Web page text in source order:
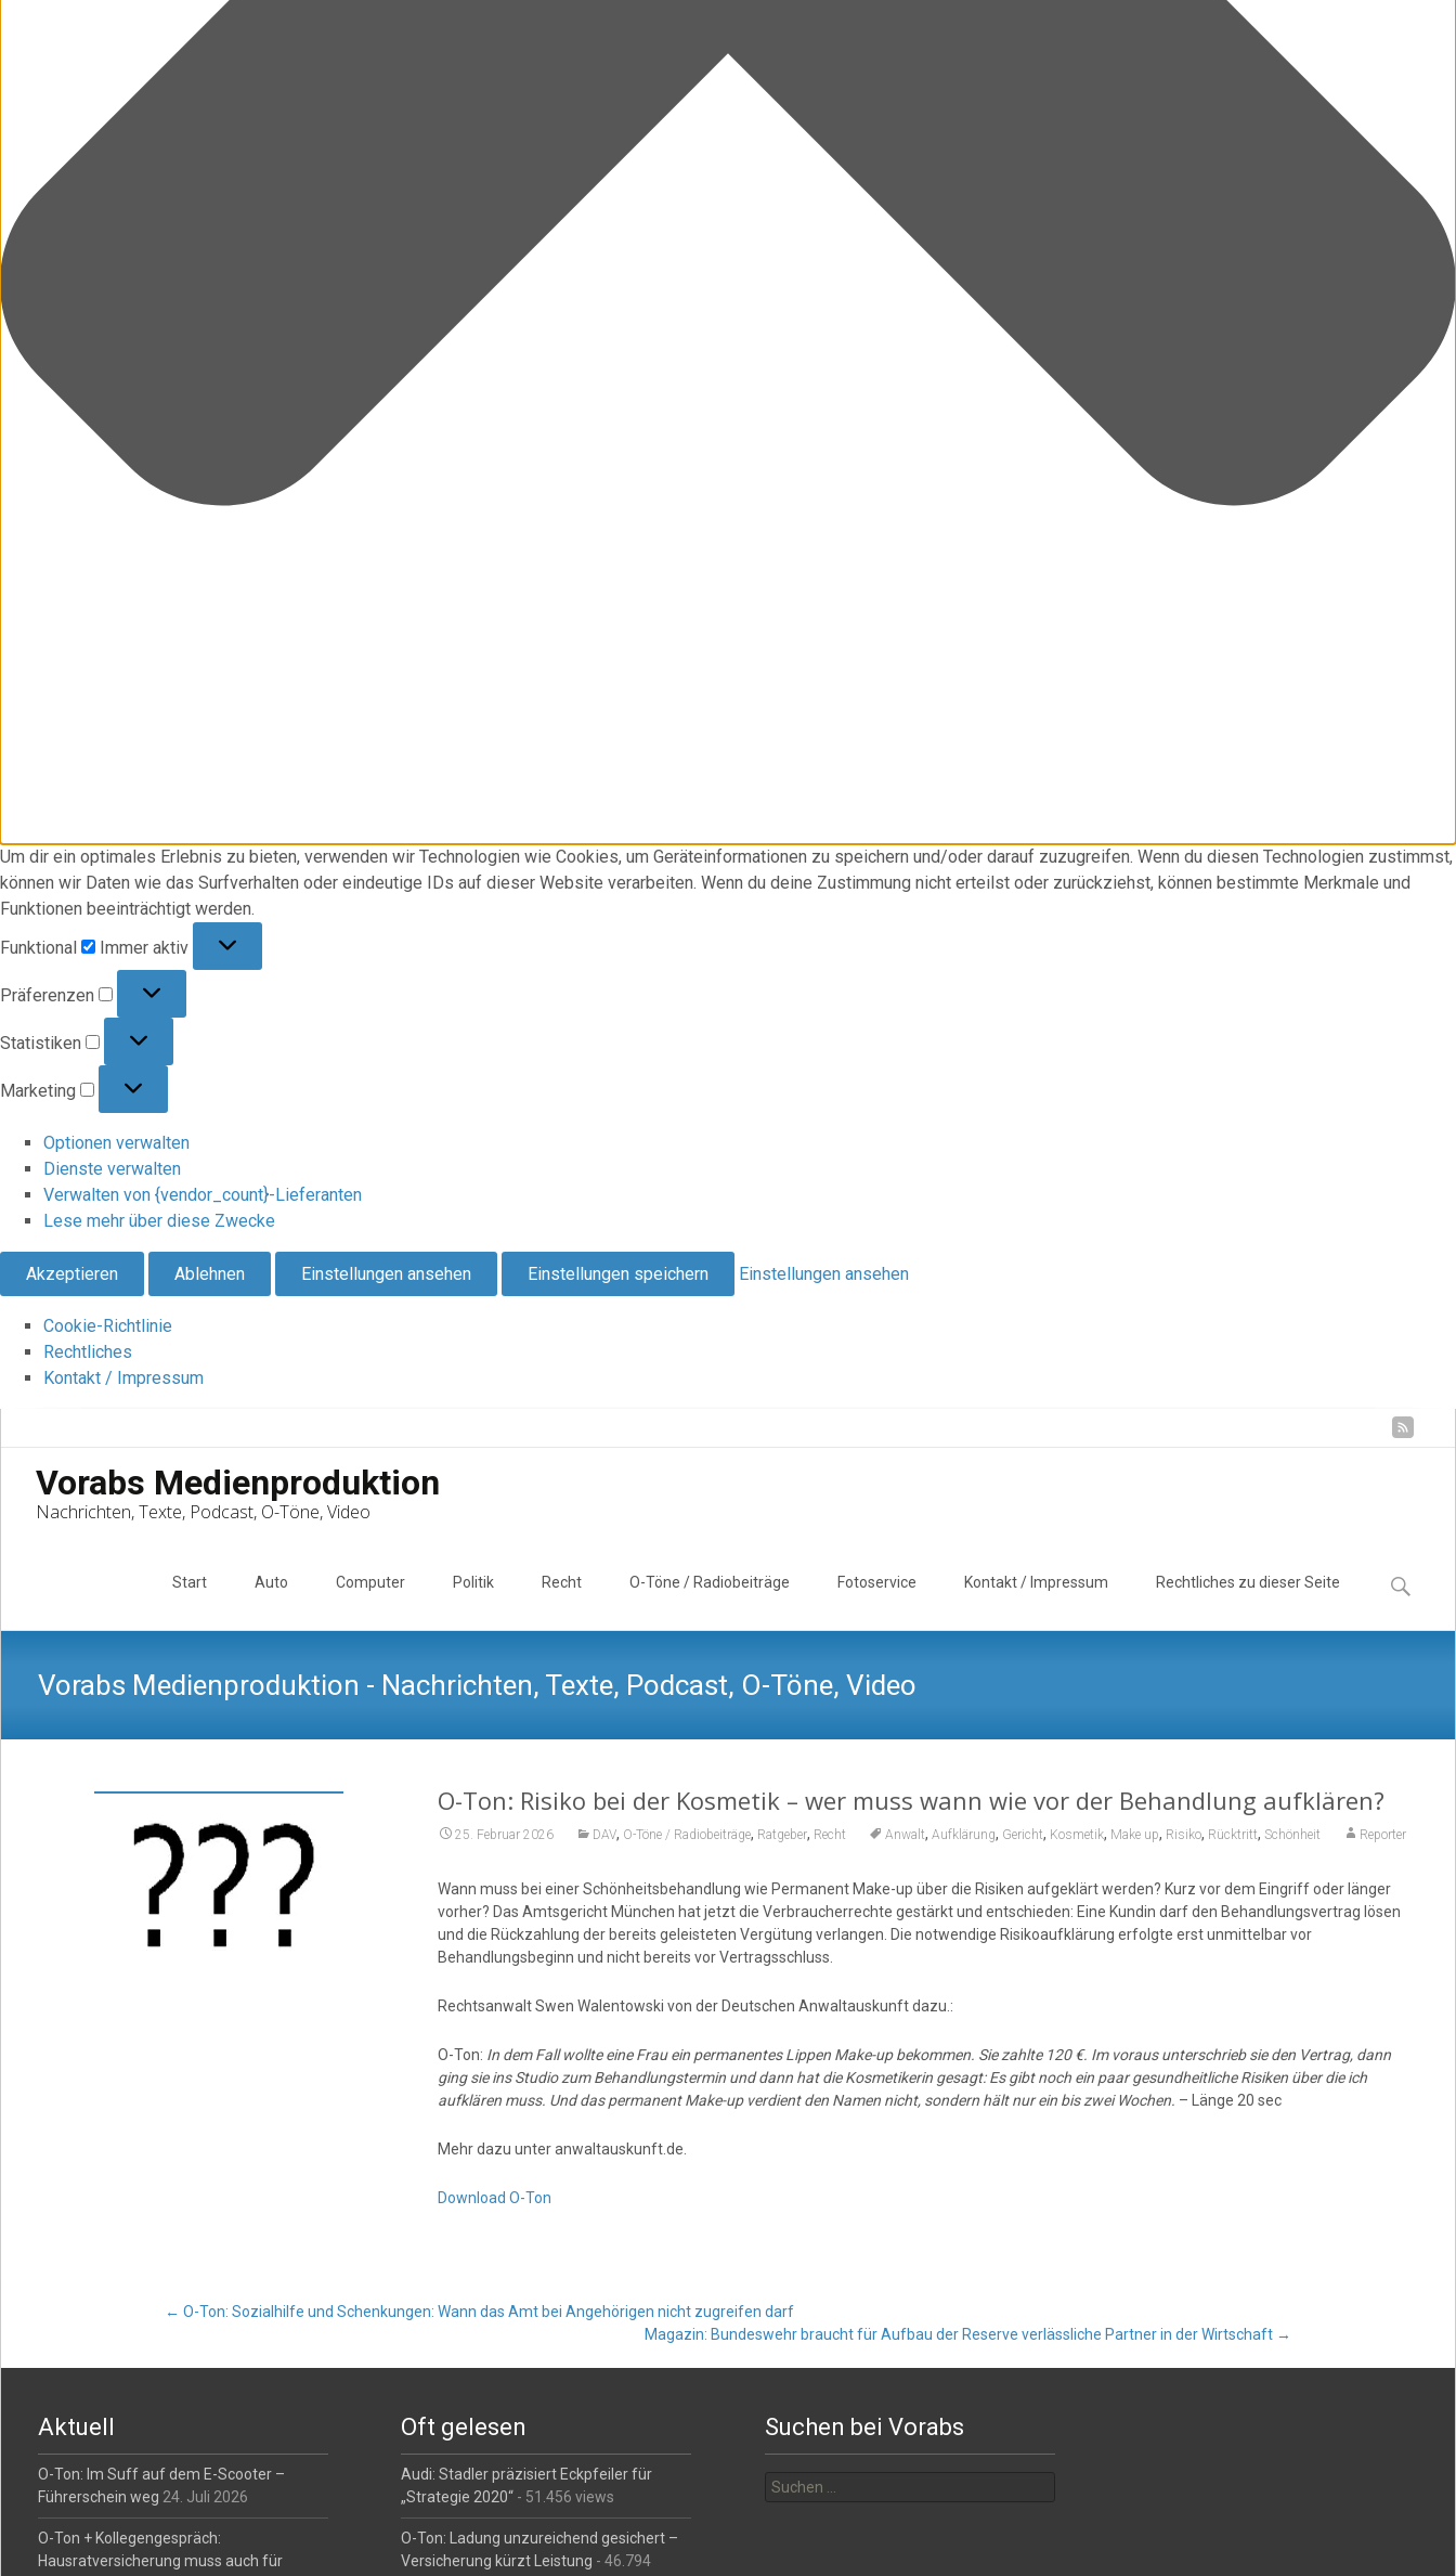
Um dir ein optimales Erlebnis zu bieten, verwenden wir Technologien wie Cookies, um Geräteinformationen zu speichern und/oder darauf zuzugreifen. Wenn du diesen Technologien zustimmst,
können wir Daten wie das Surfverhalten oder eindeutige IDs auf dieser Website verarbeiten. Wenn du deine Zustimmung nicht erteilst oder zurückziehst, können bestimmte Merkmale und
Funktionen beeinträchtigt werden.
Funktional
Immer aktiv
Präferenzen
Statistiken
Marketing
Optionen verwalten
Dienste verwalten
Verwalten von {vendor_count}-Lieferanten
Lese mehr über diese Zwecke
Akzeptieren Ablehnen Einstellungen ansehen Einstellungen speichern Einstellungen ansehen
Cookie-Richtlinie
Rechtliches
Kontakt / Impressum
Vorabs Medienproduktion
Nachrichten, Texte, Podcast, O-Töne, Video
Start Auto Computer Politik Recht O-Töne / Radiobeiträge Fotoservice Kontakt / Impressum Rechtliches zu dieser Seite
Suchen
nach:
Vorabs Medienproduktion - Nachrichten, Texte, Podcast, O-Töne, Video
O-Ton: Risiko bei der Kosmetik – wer muss wann wie vor der Behandlung aufklären?
25. Februar 2026 DAV, O-Töne / Radiobeiträge, Ratgeber, Recht Anwalt, Aufklärung, Gericht, Kosmetik, Make up, Risiko, Rücktritt, Schönheit Reporter
Wann muss bei einer Schönheitsbehandlung wie Permanent Make-up über die Risiken aufgeklärt werden? Kurz vor dem Eingriff oder länger
vorher? Das Amtsgericht München hat jetzt die Verbraucherrechte gestärkt und entschieden: Eine Kundin darf den Behandlungsvertrag lösen
und die Rückzahlung der bereits geleisteten Vergütung verlangen. Die notwendige Risikoaufklärung erfolgte erst unmittelbar vor
Behandlungsbeginn und nicht bereits vor Vertragsschluss.
Rechtsanwalt Swen Walentowski von der Deutschen Anwaltauskunft dazu.:
O-Ton: In dem Fall wollte eine Frau ein permanentes Lippen Make-up bekommen. Sie zahlte 120 €. Im voraus unterschrieb sie den Vertrag, dann
ging sie ins Studio zum Behandlungstermin und dann hat die Kosmetikerin gesagt: Es gibt noch ein paar gesundheitliche Risiken über die ich
aufklären muss. Und das permanent Make-up verdient den Namen nicht, sondern hält nur ein bis zwei Wochen. – Länge 20 sec
Mehr dazu unter anwaltauskunft.de.
Download O-Ton
Post
← O-Ton: Sozialhilfe und Schenkungen: Wann das Amt bei Angehörigen nicht zugreifen darf
Magazin: Bundeswehr braucht für Aufbau der Reserve verlässliche Partner in der Wirtschaft →
Aktuell
O-Ton: Im Suff auf dem E-Scooter –
Führerschein weg 24. Juli 2026
O-Ton + Kollegengespräch:
Hausratversicherung muss auch für
Oft gelesen
Audi: Stadler präzisiert Eckpfeiler für
„Strategie 2020“ - 51.456 views
O-Ton: Ladung unzureichend gesichert –
Versicherung kürzt Leistung - 46.794
Suchen bei Vorabs
nach: